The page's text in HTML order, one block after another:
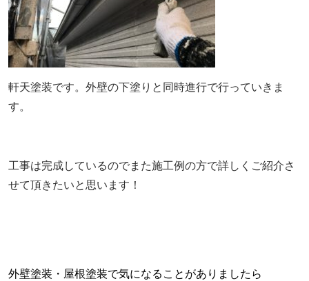
軒天塗装です。外壁の下塗りと同時進行で行っていきま
す。
工事は完成しているのでまた施工例の方で詳しくご紹介さ
せて頂きたいと思います！
外壁塗装・屋根塗装で気になることがありましたら